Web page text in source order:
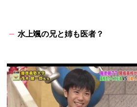
水上颯の兄と姉も医者？